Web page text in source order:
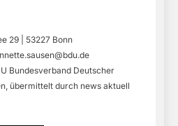
29 | 53227 Bonn
Bundesverband Deutscher
übermittelt durch news aktuell